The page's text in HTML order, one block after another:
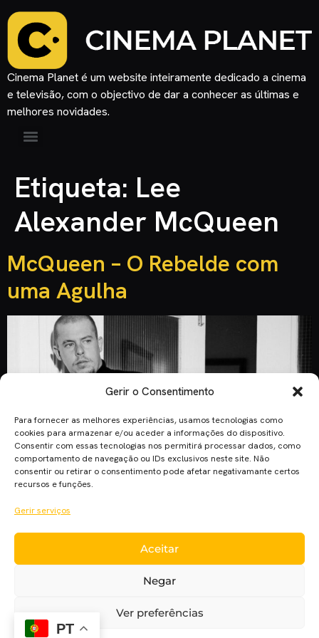
Gerir o Consentimento
Para fornecer as melhores experiências, usamos tecnologias como
cookies para armazenar e/ou aceder a informações do dispositivo.
Consentir com essas tecnologias nos permitirá processar dados, como
comportamento de navegação ou IDs exclusivos neste site. Não
consentir ou retirar o consentimento pode afetar negativamante certos
recursos e funções.
Gerir serviços
Aceitar
Negar
Ver preferências
Cinema Planet é um website inteiramente dedicado a cinema
e televisão, com o objectivo de dar a conhecer as últimas e
melhores novidades.
Etiqueta: Lee
Alexander McQueen
McQueen – O Rebelde com
uma Agulha
Em todas as áreas conseguimos encontrar uma
personalidade que fugiu aos padrões do meio em que estava
inserida e se destacou pelo seu espírito incomum.
irreverentes do mundo da Moda. Este documentário,
realizado por Ian Bonhôte e Peter Ettedgui, leva-nos a
PT